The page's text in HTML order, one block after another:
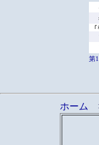
第
ホーム